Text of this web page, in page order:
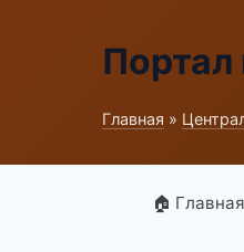
Портал
Главная »
🏠 Главная